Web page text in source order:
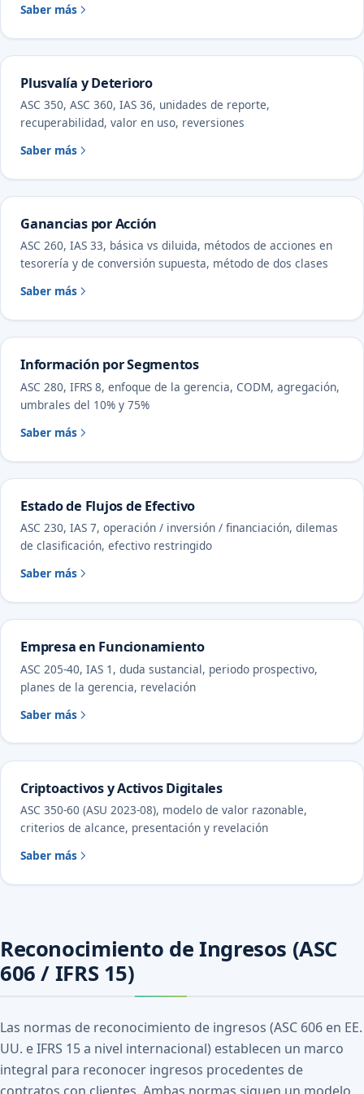
Saber más
Plusvalía y Deterioro
ASC 350, ASC 360, IAS 36, unidades de reporte,
recuperabilidad, valor en uso, reversiones
Saber más
Ganancias por Acción
ASC 260, IAS 33, básica vs diluida, métodos de acciones en
tesorería y de conversión supuesta, método de dos clases
Saber más
Información por Segmentos
ASC 280, IFRS 8, enfoque de la gerencia, CODM, agregación,
umbrales del 10% y 75%
Saber más
Estado de Flujos de Efectivo
ASC 230, IAS 7, operación / inversión / financiación, dilemas
de clasificación, efectivo restringido
Saber más
Empresa en Funcionamiento
ASC 205-40, IAS 1, duda sustancial, periodo prospectivo,
planes de la gerencia, revelación
Saber más
Criptoactivos y Activos Digitales
ASC 350-60 (ASU 2023-08), modelo de valor razonable,
criterios de alcance, presentación y revelación
Saber más
Reconocimiento de Ingresos (ASC
606 / IFRS 15)
Las normas de reconocimiento de ingresos (ASC 606 en EE.
UU. e IFRS 15 a nivel internacional) establecen un marco
integral para reconocer ingresos procedentes de